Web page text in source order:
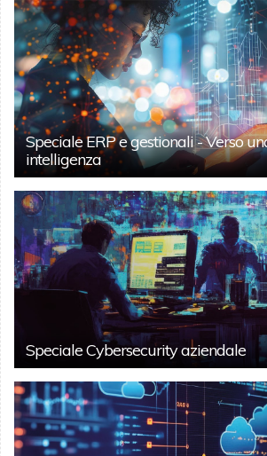
Speciale ERP e gestionali - Verso
intelligenza
Speciale Cybersecurity aziendale